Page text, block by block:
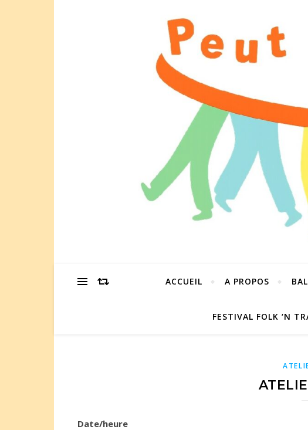
ACCUEIL A PROPOS
FESTIVAL FOLK ‘N
Date/heure